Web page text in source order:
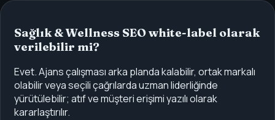
Sağlık & Wellness SEO white-label olarak
verilebilir mi?
Evet. Ajans çalışması arka planda kalabilir, ortak markalı
olabilir veya seçili çağrılarda uzman liderliğinde
yürütülebilir; atıf ve müşteri erişimi yazılı olarak
kararlaştırılır.